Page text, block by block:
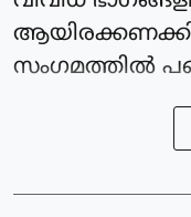
സംഗമത്തില്‍